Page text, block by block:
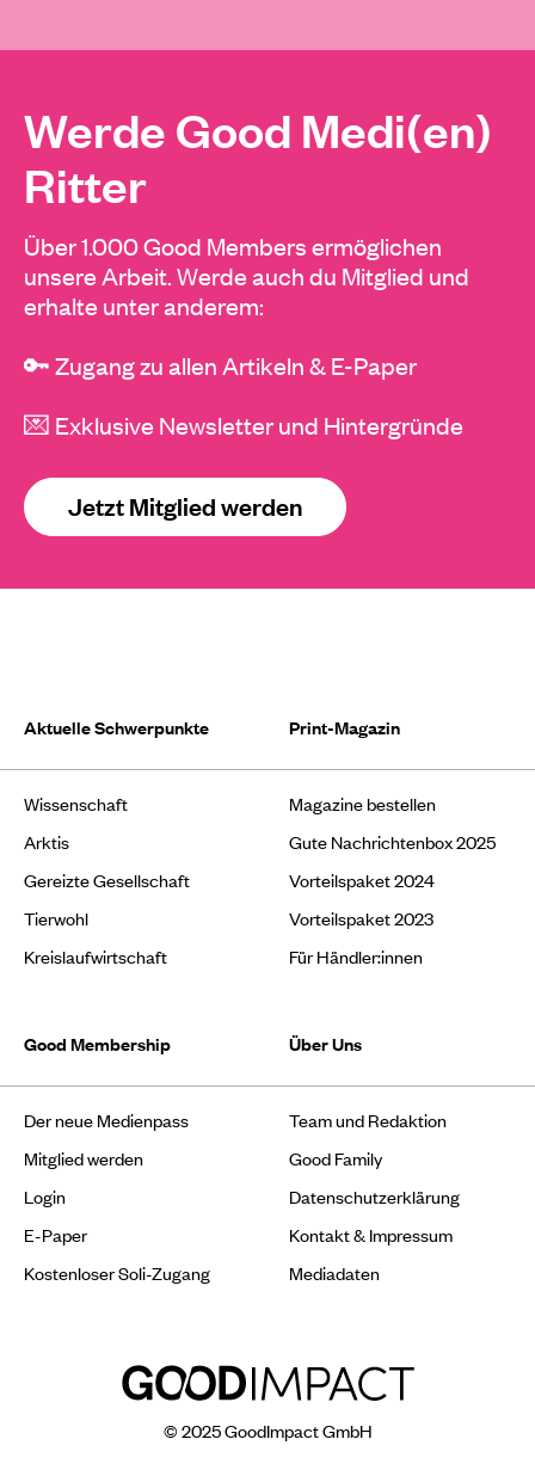
Werde Good Medi(en)
Ritter
Über 1.000 Good Members ermöglichen
unsere Arbeit. Werde auch du Mitglied und
erhalte unter anderem:
🔑 Zugang zu allen Artikeln & E-Paper
💌 Exklusive Newsletter und Hintergründe
Jetzt Mitglied werden
Aktuelle Schwerpunkte
Wissenschaft
Arktis
Gereizte Gesellschaft
Tierwohl
Kreislaufwirtschaft
Print-Magazin
Magazine bestellen
Gute Nachrichtenbox 2025
Vorteilspaket 2024
Vorteilspaket 2023
Für Händler:innen
Good Membership
Der neue Medienpass
Mitglied werden
Login
E-Paper
Kostenloser Soli-Zugang
Über Uns
Team und Redaktion
Good Family
Datenschutzerklärung
Kontakt & Impressum
Mediadaten
© 2025 GoodImpact GmbH